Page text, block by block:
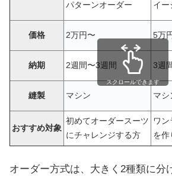
パターンオーダー
イー
価格 2万円〜 5万
納期 2週間〜3週間 3週
縫製 マシン マシ
おすすめ対象
初めてオーダースーツ
にチャレンジする方
ワ
を作
スクロールできます
オーダー方式は、大きく2種類に分